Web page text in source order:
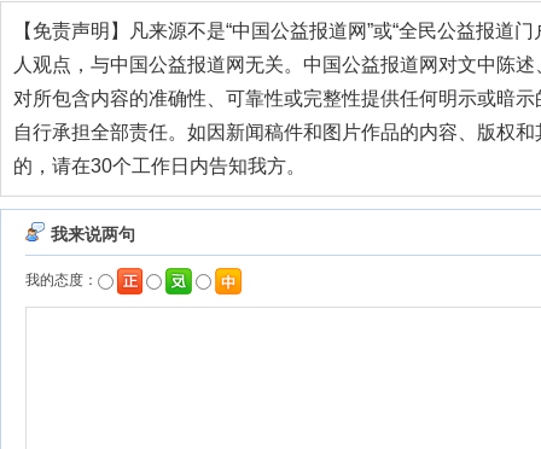
【免责声明】凡来源不是“中国公益报道网”或“全民公益报道
人观点，与中国公益报道网无关。中国公益报道网对文中陈
对所包含内容的准确性、可靠性或完整性提供任何明示或暗
自行承担全部责任。如因新闻稿件和图片作品的内容、版权
的，请在30个工作日内告知我方。